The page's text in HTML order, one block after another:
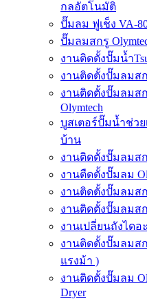
กลอัตโนมัติ
ปั๊มลม ฟูเช็ง VA-
ปั๊มลมสกรู
งานติดตั้งปั๊มน้ำ
งานติดตั้งปั๊มลมสก
งานติดตั้งปั๊มลมสก
Olymtech
บูสเตอร์ปั๊มน้ำช่ว
บ้าน
งานติดตั้งปั๊มลมสก
งานตืดตั้งปั๊มลม
งานติดตั้งปั๊มลมสก
งานติดตั้งปั๊มลมสก
งานเปลี่ยนถังไดอ
งานติดตั้งปั๊มลมสก
แรงม้า )
งานติดตั้งปั๊มลม
Dryer